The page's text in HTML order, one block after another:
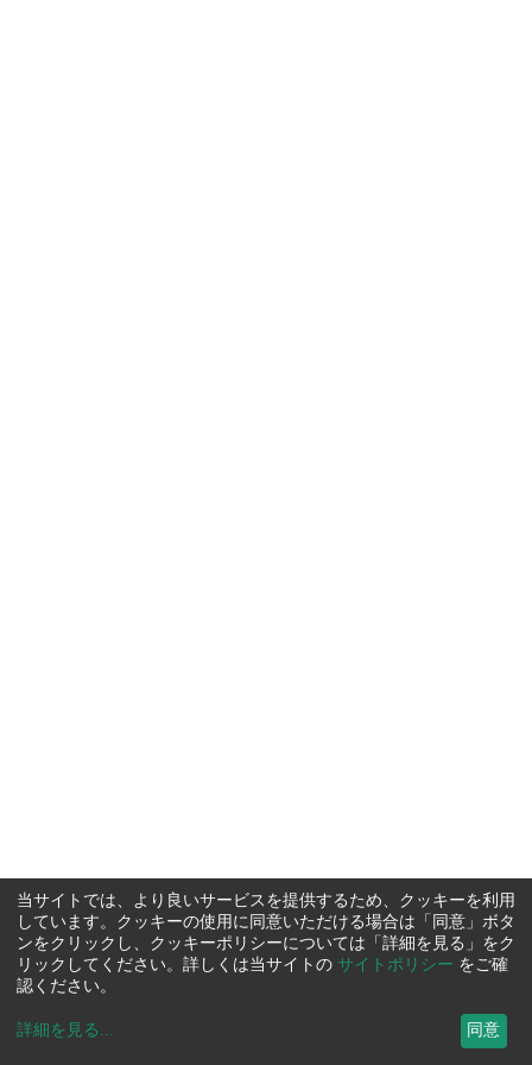
当サイトでは、より良いサービスを提供するため、クッキーを利用
しています。クッキーの使用に同意いただける場合は「同意」ボタ
ンをクリックし、クッキーポリシーについては「詳細を見る」をク
リックしてください。詳しくは当サイトの サイトポリシー をご確
認ください。
詳細を見る ... 同意